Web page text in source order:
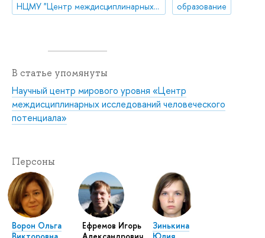
НЦМУ "Центр междисциплинарных исследований человеческого потенциала"
образование
В статье упомянуты
Научный центр мирового уровня «Центр
междисциплинарных исследований человеческого
потенциала»
Персоны
Ворон Ольга
Ефремов Игорь
Зинькина